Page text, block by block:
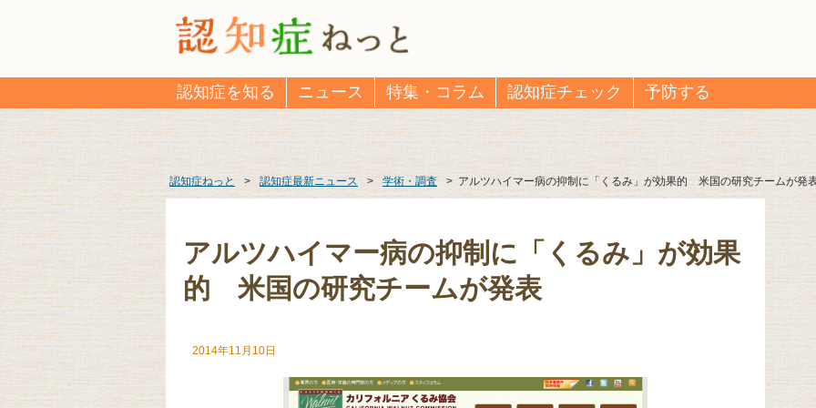
認知症を知る ニュース 特集・コラム 認知症チェック 予防する
認知症ねっと > 認知症最新ニュース > 学術・調査 > アルツハイマー病の抑制に「くるみ」が効果的 米国の研究チームが発
アルツハイマー病の抑制に「くるみ」が効果
的 米国の研究チームが発表
2014年11月10日